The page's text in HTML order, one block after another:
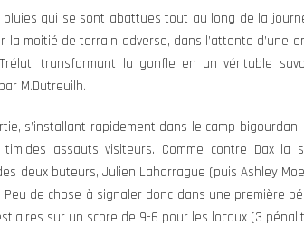
qui se sont abattues tout au long de la
moitié de terrain adverse, dans l’attente d’une
transformant la gonfle en un véritable
M.Dutreuilh.
s’installant rapidement dans le camp
assauts visiteurs. Comme contre Dax la
deux buteurs, Julien Laharrague (puis Ashley
de chose à signaler donc dans une première
sur un score de 9-6 pour les locaux (3